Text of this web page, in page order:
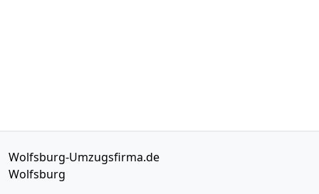
Wolfsburg-Umzugsfirma.de
Wolfsburg